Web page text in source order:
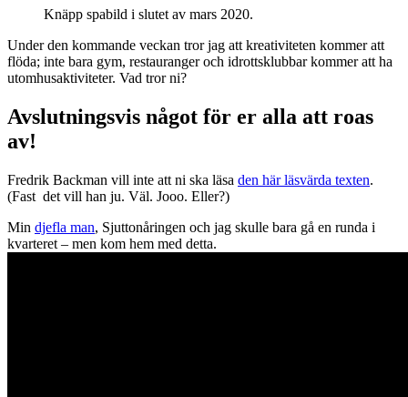
Knäpp spabild i slutet av mars 2020.
Under den kommande veckan tror jag att kreativiteten kommer att
flöda; inte bara gym, restauranger och idrottsklubbar kommer att ha
utomhusaktiviteter. Vad tror ni?
Avslutningsvis något för er alla att roas
av!
Fredrik Backman vill inte att ni ska läsa den här läsvärda texten.
(Fast det vill han ju. Väl. Jooo. Eller?)
Min djefla man, Sjuttonåringen och jag skulle bara gå en runda i
kvarteret – men kom hem med detta.